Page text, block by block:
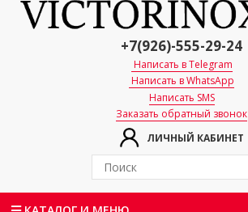
ЛИЧНЫЙ КАБИНЕТ
+7(926)-555-29-24
Написать в Telegram
Написать в WhatsApp
Написать SMS
Заказать обратный звонок